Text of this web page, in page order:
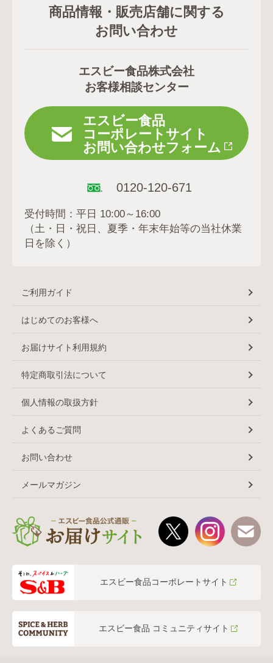
商品情報・販売店舗に関する
お問い合わせ
エスビー食品株式会社
お客様相談センター
エスビー食品
コーポレートサイト
お問い合わせフォーム
0120-120-671
受付時間：平日 10:00～16:00
（土・日・祝日、夏季・年末年始等の当社休業
日を除く）
ご利用ガイド
はじめてのお客様へ
お届けサイト利用規約
特定商取引法について
個人情報の取扱方針
よくあるご質問
お問い合わせ
メールマガジン
エスビー食品コーポレートサイト
エスビー食品 コミュニティサイト